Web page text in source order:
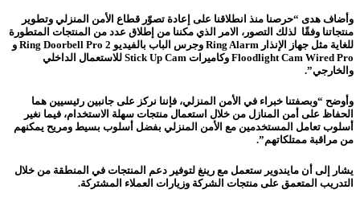
وأضاف هدى “حرصنا منذ انطلاقنا على إعادة تصوّر قطاع الأمن المنزلي وتطوير
منتجاتنا وفقًا لذلك التصور، الامر الذي مكننا من إطلاق عدد من المنتجات المتطورة
للغاية مثل جهاز الإنذار Ring Alarm وجرس الباب بالفيديو Ring Doorbell Pro 2 و
Floodlight Cam Wired Pro وكاميرات Stick Up Cam للاستعمال الداخلي
والخارجي”.
وأوضح “وبصفتنا خبراء في الأمن المنزلي، فإننا نركز على جانبين رئيسيين هما
الحفاظ على أمن المنازل من خلال استعمال منتجات سهلة الاستخدام، فيما نغير
أسلوب تعامل المستخدمين مع الأمن المنزلي بفضل أسلوب بسيط ومريح يمكنهم
من مراقبة ممتلكاتهم”.
يشار إلى أن مايندوير ستعمل مع رينغ لتوفير دعم المنتجات في المنطقة من خلال
التدريب المتعمق على منتجات الشركة وزيارات العملاء المشتركة.